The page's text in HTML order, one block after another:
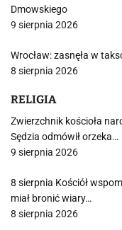
Dmowskiego
9 sierpnia 2026
Wrocław: zasnęła w
8 sierpnia 2026
RELIGIA
Zwierzchnik kościoła
Sędzia odmówił orzeka…
9 sierpnia 2026
8 sierpnia Kościół
miał bronić wiary…
8 sierpnia 2026